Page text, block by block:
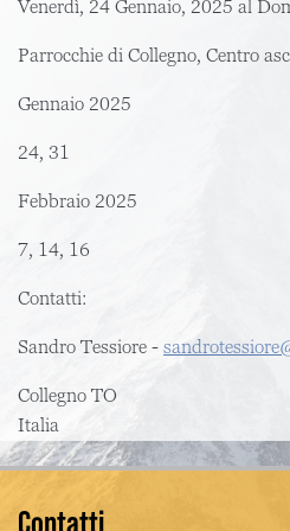
Venerdì, 24 Gennaio, 2025 al
Parrocchie di Collegno, Centro
Gennaio 2025
24, 31
Febbraio 2025
7, 14, 16
Contatti:
Sandro Tessiore -
Collegno TO
Italia
Contatti